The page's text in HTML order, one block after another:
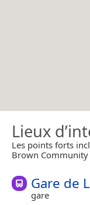
Lieux
Les points forts
Brown Community
Gare de
gare